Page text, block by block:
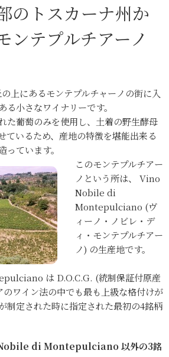
のトスカーナ州か
ンテプルチアーノ
上にあるモンテプルチャーノの街に入
る小さなワイナリーです。
た葡萄のみを使用し、土着の野生酵母
ているため、産地の特徴を堪能出来る
ています。
このモンテプルチアー
ノという所は、 Vino
Nobile di
Montepulciano (ヴ
ィーノ・ノビレ・デ
ィ・モンテプルチアー
ノ) の生産地です。
は D.O.C.G. (統制保証付原産
ワイン法の中でも最も上級な格付けが
制定された時に指定された最初の4銘柄
di Montepulciano 以外の3銘